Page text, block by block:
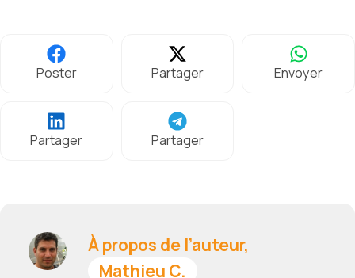
Poster Partager Envoyer
Partager Partager
À propos de l’auteur,
Mathieu C.